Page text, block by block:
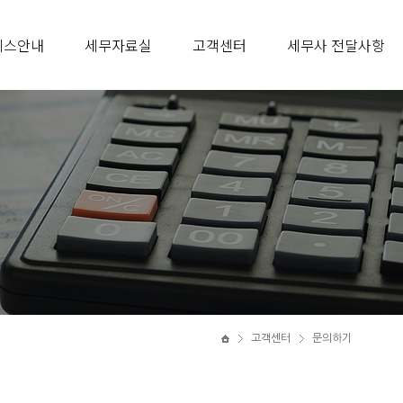
안내 세무자료실 고객센터 세무사 전달사항
고객센터 문의하기